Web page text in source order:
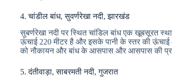
4. चांडील बांध, सुवर्णरेखा नदी, झारखंड
सुबर्णरेखा नदी पर स्थित चांडिल बांध एक खूबसूरत
ऊंचाई 220 मीटर है और इसके पानी के स्तर की
को नौकायन और बांध के आसपास और आसपास की
5. दंतीवाड़ा, साबरमती नदी, गुजरात